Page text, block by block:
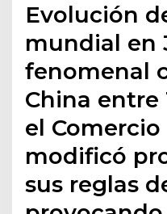
Evolución
mundial en
fenomenal
China entre
el
modificó
sus reglas